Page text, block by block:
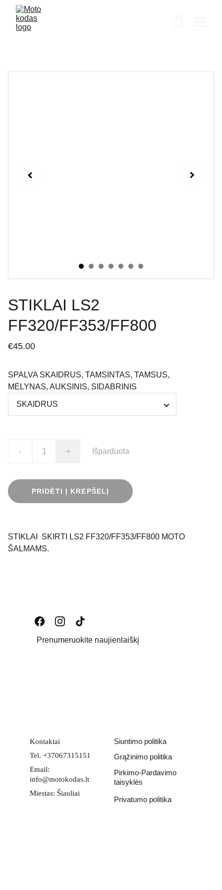
STIKLAI LS2
FF320/FF353/FF800
€45.00
SPALVA SKAIDRUS, TAMSINTAS, TAMSUS,
MĖLYNAS, AUKSINIS, SIDABRINIS
- + Išparduota
PRIDĖTI Į KREPŠELĮ
STIKLAI SKIRTI LS2 FF320/FF353/FF800 MOTO
ŠALMAMS.
Prenumeruokite naujienlaiškį
Kontaktai
Tel. +37067315151
Email:
info@motokodas.lt
Miestas: Šiauliai
Siuntimo politika
Grąžinimo politika
Pirkimo-Pardavimo
taisyklės
Privatumo politika